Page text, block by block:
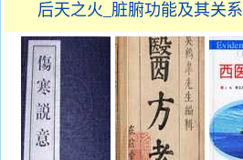
后天之火_脏腑功能及其关系